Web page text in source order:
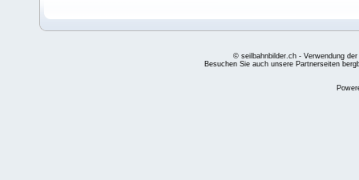
© seilbahnbilder.ch - Verwendung
Besuchen Sie auch unsere Partnerseiten